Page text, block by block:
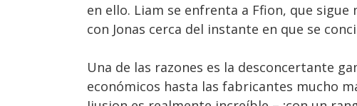
en ello. Liam se enfrenta a Ffion, que
con Jonas cerca del instante en que se
Una de las razones es la desconcertante
económicos hasta las fabricantes mucho